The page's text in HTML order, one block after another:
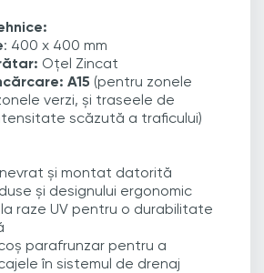
: 400 x 400 mm
Oțel Zincat
A15 (pentru zonele
verzi, și traseele de
scăzută a traficului)
și montat datorită
și designului ergonomic
raze UV pentru o durabilitate
parafrunzar pentru a
în sistemul de drenaj